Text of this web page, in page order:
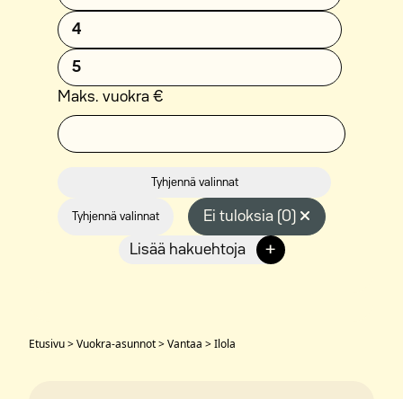
4
5
Maks. vuokra €
Lisää hakuehtoja +
Tyhjennä valinnat
Tyhjennä valinnat Ei tuloksia (0)
Etusivu>Vuokra-asunnot>Vantaa >Ilola